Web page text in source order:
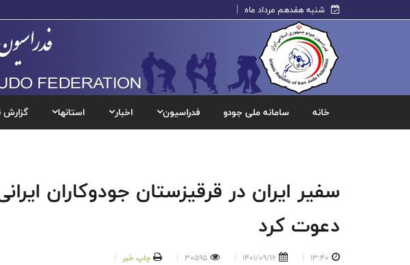
شنبه هفدهم مرداد ماه
خانه سامانه ملی جودو فدراسیون اخبار استانها
سفیر ایران در قرقیزستان جودوکاران
دعوت کرد
13:40
1401/09/16
30595 چاپ خبر